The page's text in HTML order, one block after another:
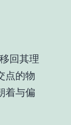
回其理
点的物
着与偏